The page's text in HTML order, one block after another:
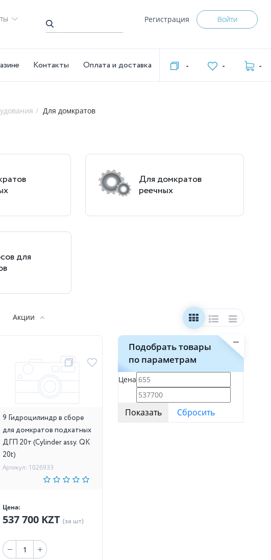
Регистрация Войти
Контакты Оплата и доставка - - -
Для домкратов
Для домкратов
реечных
для
Акции
Подобрать товары
по параметрам
Цена
9 Гидроцилиндр в сборе
для домкратов подкатных
ДГП 20т (Cylinder assy. QK
20t)
Артикул: 1026933
Цена:
537 700 KZT (за шт)